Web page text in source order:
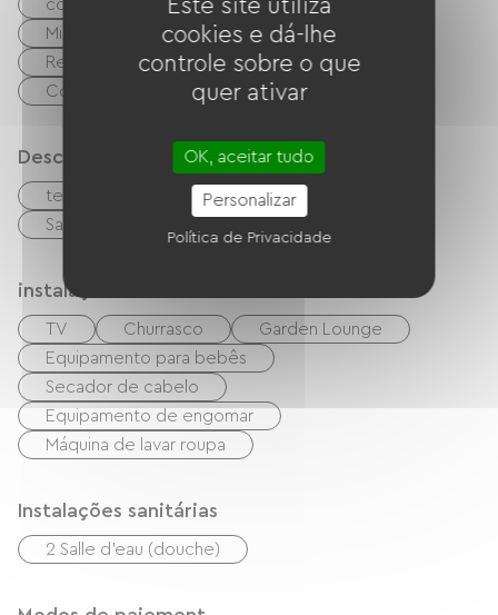
cozinha pequena
cuisinière
Micro-ondas
Quatro
Exaustor
Refrigerador
Lave-vaisselle
Congélateur
Descrição
terraço
Estacionamento
Sala de estar/Sala de TV
instalações
TV Churrasco
Garden Lounge
Equipamento para bebês
Secador de cabelo
Equipamento de engomar
Máquina de lavar roupa
Instalações sanitárias
2 Salle d'eau (douche)
Este site utiliza
cookies e dá-lhe
controle sobre o que
quer ativar
OK, aceitar tudo
Personalizar
Política de Privacidade